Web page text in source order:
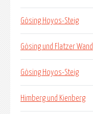
Gösing Hoyos-Steig
Gösing und Flatzer Wand
Gösing Hoyos-Steig
Himberg und Kienberg